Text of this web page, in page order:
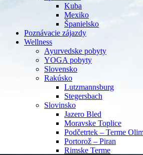
Kuba
Mexiko
Španielsko
Poznávacie zájazdy
Wellness
Ayurvedske pobyty
YOGA pobyty
Slovensko
Rakúsko
Lutzmannsburg
Stegersbach
Slovinsko
Jazero Bled
Moravske Toplice
Podčetrtek – Terme
Portorož – Piran
Rimske Terme